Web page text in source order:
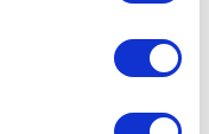
Articolul următor
DOVLECEI UMPLUȚI CU
LEGUME